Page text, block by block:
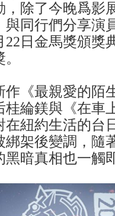
除了今晚爲影
同行們分享演
日金馬獎頒獎
《最親愛的陌
綸鎂與《在車
紐約生活的台
架後變調，隨
黑暗真相也一觸